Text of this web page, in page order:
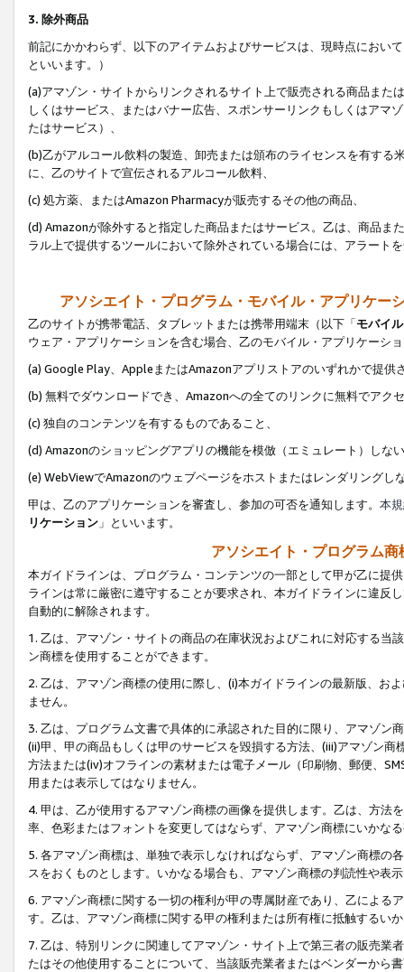
3. 除外商品
前記にかかわらず、以下のアイテムおよびサービスは、現時点におい
といいます。）
(a)アマゾン・サイトからリンクされるサイト上で販売される商品ま
しくはサービス、またはバナー広告、スポンサーリンクもしくはアマ
たはサービス）、
(b)乙がアルコール飲料の製造、卸売または頒布のライセンスを有す
に、乙のサイトで宣伝されるアルコール飲料、
(c) 処方薬、またはAmazon Pharmacyが販売するその他の商品、
(d) Amazonが除外すると指定した商品またはサービス。乙は、商品ま
ラル上で提供するツールにおいて除外されている場合には、アラート
アソシエイト・プログラム・モバイル・アプリケー
乙のサイトが携帯電話、タブレットまたは携帯用端末（以下「モバイ
ウェア・アプリケーションを含む場合、乙のモバイル・アプリケーシ
(a) Google Play、AppleまたはAmazonアプリストアのいずれかで提供
(b) 無料でダウンロードでき、Amazonへの全てのリンクに無料でアク
(c) 独自のコンテンツを有するものであること、
(d) Amazonのショッピングアプリの機能を模倣（エミュレート）しな
(e) WebViewでAmazonのウェブページをホストまたはレンダリングし
甲は、乙のアプリケーションを審査し、参加の可否を通知します。 本
リケーション 」といいます。
アソシエイト・プログラム
本ガイドラインは、プログラム・コンテンツの一部として甲が乙に提
ラインは常に厳密に遵守することが要求され、本ガイドラインに違反
自動的に解除されます。
1. 乙は、アマゾン・サイトの商品の在庫状況およびこれに対応する
ン商標を使用することができます。
2. 乙は、アマゾン商標の使用に際し、(i)本ガイドラインの最新版、お
ません。
3. 乙は、プログラム文書で具体的に承認された目的に限り、アマゾン
(ii)甲、甲の商品もしくは甲のサービスを毀損する方法、(iii)アマゾン
方法または(iv)オフラインの素材または電子メール（印刷物、郵便、
用または表示してはなりません。
4. 甲は、乙が使用するアマゾン商標の画像を提供します。乙は、方
率、色彩またはフォントを変更してはならず、アマゾン商標にいかな
5. 各アマゾン商標は、単独で表示しなければならず、アマゾン商標
スをおくものとします。いかなる場合も、アマゾン商標の判読性や表
6. アマゾン商標に関する一切の権利が甲の専属財産であり、乙による
す。乙は、アマゾン商標に関する甲の権利または所有権に抵触するい
7. 乙は、特別リンクに関連してアマゾン・サイト上で第三者の販売
たはその他使用することについて、当該販売業者またはベンダーから